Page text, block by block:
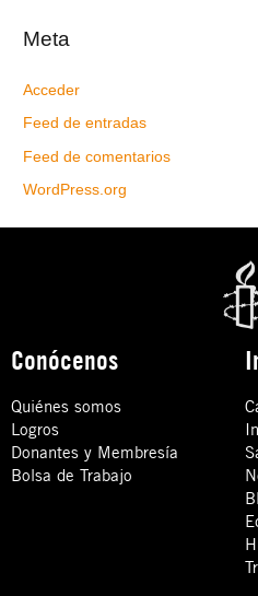
Meta
Acceder
Feed de entradas
Feed de comentarios
WordPress.org
Conócenos
Quiénes somos
Logros
Donantes y Membresía
Bolsa de Trabajo